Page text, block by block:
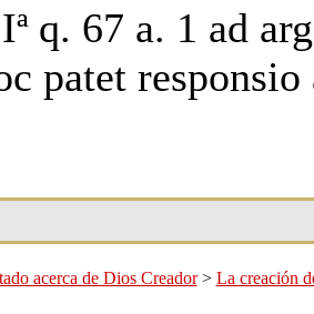
q. 67 a. 1 ad
patet responsio
acerca de Dios Creador> La creación